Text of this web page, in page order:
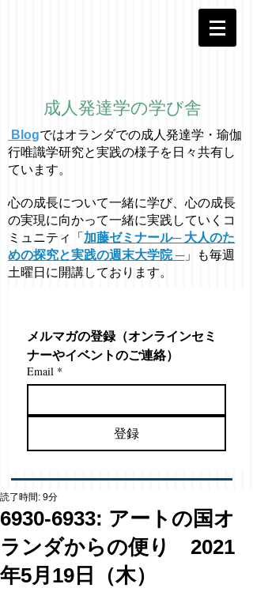
成人発達学の学び舎
Blogではオラ ンダでの成人発達学・ 瑜伽
行唯識学研究と実践の様子を日々共有し
ています。
心の成長について一緒に学び、心の成長
の実現に向かって一緒に実践していくコ
ミュニティ「 加藤ゼミナール─ 大人のた
めの探究と実践の週末大学院 ─」も毎週
土曜日に開講しております。
メルマガの登録（オンラインセミ
ナーやイベントのご連絡）
Email *
登録
6930-6933: アートの国オ
ランダからの便り 2021
年5月19日（木）
読了時間: 9分